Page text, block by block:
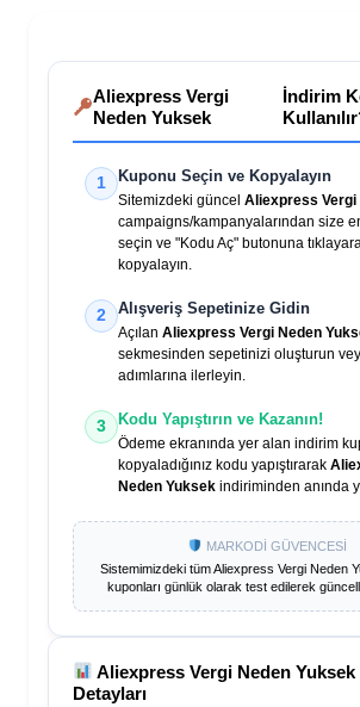
Aliexpress Vergi
Neden Yuksek
İndirim
1 Kuponu Seçin ve Kopyalayın
Sitemizdeki güncel Aliexpress Vergi
campaigns/kampanyalarından size
seçin ve "Kodu Aç" butonuna
kopyalayın.
2 Alışveriş Sepetinize Gidin
Açılan Aliexpress Vergi Neden
sekmesinden sepetinizi oluşturun
adımlarına ilerleyin.
3 Kodu Yapıştırın ve Kazanın!
Ödeme ekranında yer alan indirim
kopyaladığınız kodu yapıştırarak
Neden Yuksek indiriminden anında
MARKODİ GÜVENCESİ
Sistemimizdeki tümAliexpress Vergi Neden
kuponları günlük olarak test edilerek
Aliexpress Vergi Neden Yuksek
Detayları